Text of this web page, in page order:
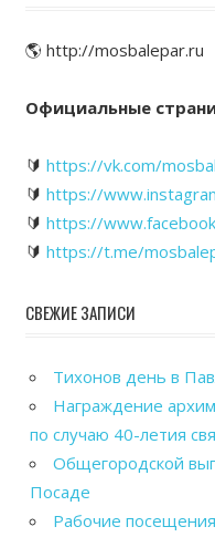
🌎 http://mosbalepar.ru
Официальные
🔰 https://vk.com/
🔰 https://
🔰 https://
🔰 https://t.me/
СВЕЖИЕ ЗАПИСИ
Тихонов день в
Награждение
по случаю 40-летия
Общегородской
Посаде
Рабочие